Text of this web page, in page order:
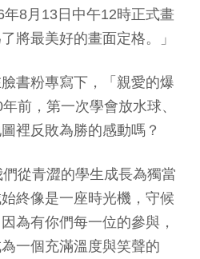
8月13日中午12時正式畫
將最美好的畫面定格。」
書粉專寫下，「親愛的爆
前，第一次學會放水球、
裡反敗為勝的感動嗎？
從青澀的學生成長為獨當
終像是一座時光機，守候
為有你們每一位的參與，
一個充滿溫度與笑聲的